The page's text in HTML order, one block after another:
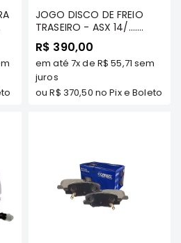
JOGO DISCO DE FREIO
TRASEIRO - ASX 14/....
OUTLANDER 2014/...
2.0/3.0/2.2 TDS
MODELOS/ ECLIPSE CROSS
2018/... - FREMAX
R$ 390,00
em até 7xde R$ 55,71 sem
juros
ouR$ 370,50 no Pix e Boleto